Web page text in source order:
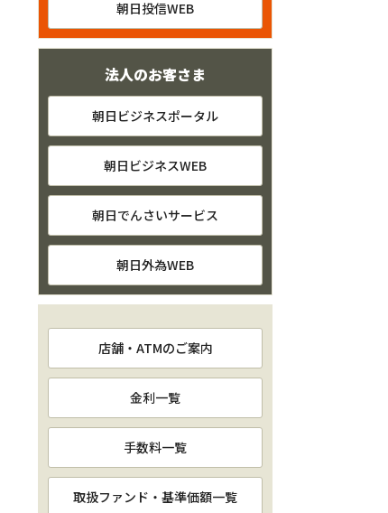
朝日投信WEB
法人のお客さま
朝日ビジネスポータル
朝日ビジネスWEB
朝日でんさいサービス
朝日外為WEB
店舗・ATMのご案内
金利一覧
手数料一覧
取扱ファンド・基準価額一覧